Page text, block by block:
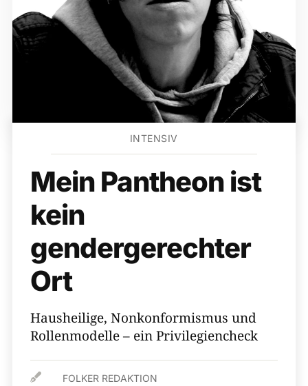
INTENSIV
Mein Pantheon ist
kein
gendergerechter
Ort
Hausheilige, Nonkonformismus und
Rollenmodelle – ein Privilegiencheck
 FOLKER REDAKTION